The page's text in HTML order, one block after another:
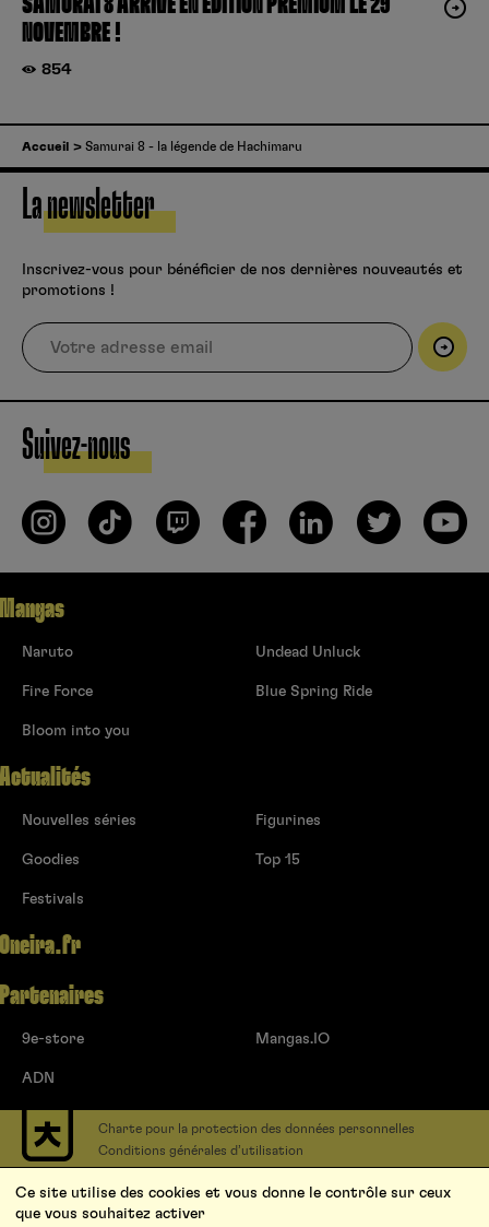
NOVEMBRE !
854
Accueil Samurai 8 - la légende de Hachimaru
La newsletter
Inscrivez-vous pour bénéficier de nos dernières nouveautés et
promotions !
Suivez-nous
Mangas
Naruto
Fire Force
Bloom into you
Undead Unluck
Blue Spring Ride
Actualités
Nouvelles séries
Goodies
Festivals
Figurines
Top 15
Oneira.fr
Partenaires
9e-store
ADN
Mangas.IO
Charte pour la protection des données personnelles
Conditions générales d’utilisation
Soumettre un projet
Proposer une série
Ce site utilise des cookies et vous donne le contrôle sur ceux
que vous souhaitez activer